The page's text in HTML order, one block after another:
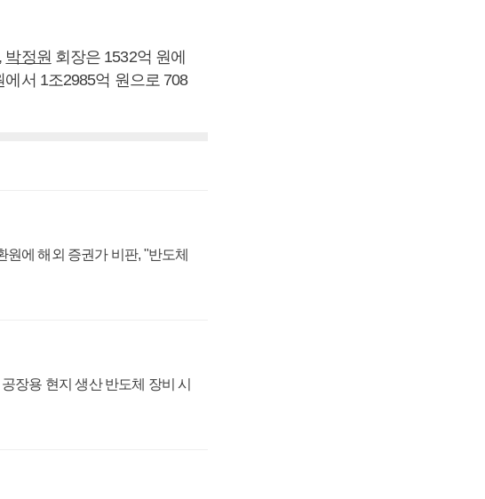
박정원 회장은 1532억 원에
서 1조2985억 원으로 708
에 해외 증권가 비판, "반도체
장용 현지 생산 반도체 장비 시